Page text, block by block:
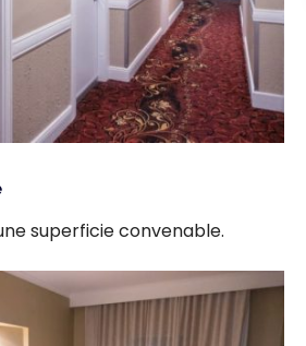
superficie convenable.